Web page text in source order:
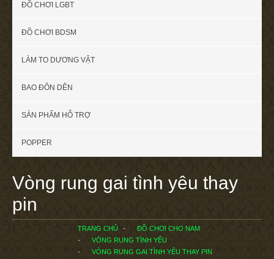
ĐỒ CHƠI LGBT
ĐỒ CHƠI BDSM
LÀM TO DƯƠNG VẬT
BAO ĐÔN DÊN
SẢN PHẨM HỖ TRỢ
POPPER
Vòng rung gai tình yêu thay
pin
TRANG CHỦ
ĐỒ CHƠI CHO NAM
VÒNG RUNG TÌNH YÊU
VÒNG RUNG GAI TÌNH YÊU THAY PIN